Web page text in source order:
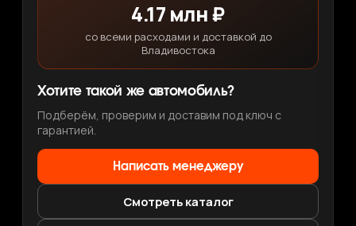
4.17 млн ₽
со всеми расходами и доставкой до
Владивостока
Хотите такой же автомобиль?
Подберём, проверим и доставим под ключ с
гарантией.
Написать менеджеру
Смотреть каталог